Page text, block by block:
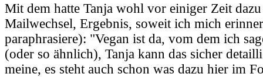
Mit dem hatte Tanja wohl vor einiger Zeit
Mailwechsel, Ergebnis, soweit ich mich
paraphrasiere): "Vegan ist da, vom dem ich
(oder so ähnlich), Tanja kann das sicher
meine, es steht auch schon was dazu hier im